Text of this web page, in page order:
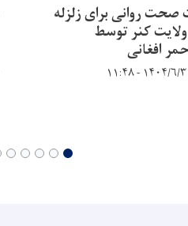
روانی برای زلزله
کنر توسط
افغانی